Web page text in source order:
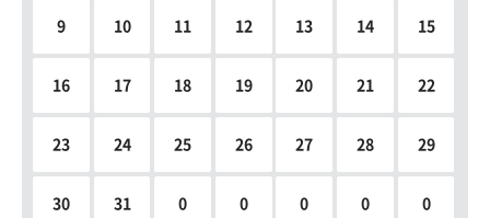
9 10 11 12 13 14 15
16 17 18 19 20 21 22
23 24 25 26 27 28 29
30 31 0 0 0 0 0